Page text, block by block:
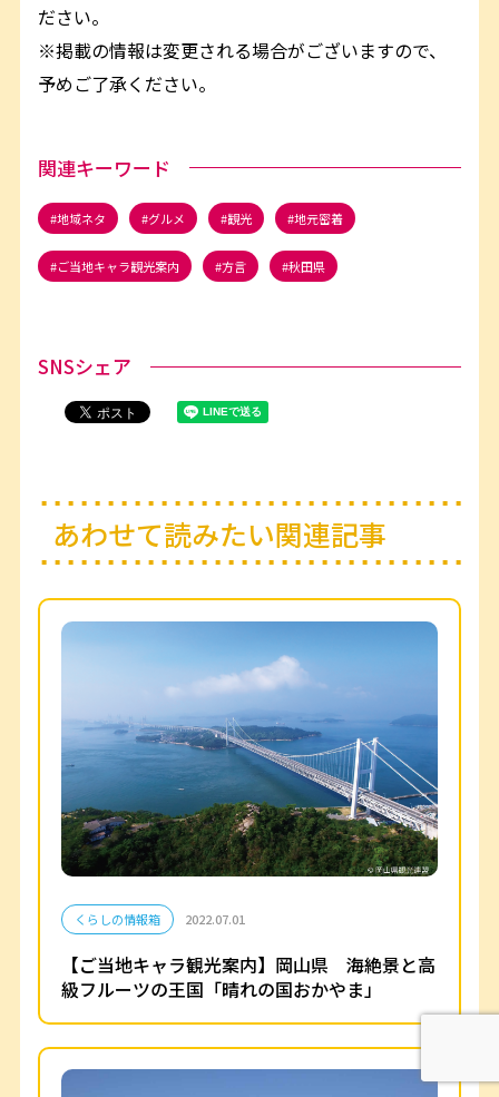
ださい。
※掲載の情報は変更される場合がございますので、
予めご了承ください。
関連キーワード
地域ネタ グルメ 観光 地元密着
ご当地キャラ観光案内 方言 秋田県
SNSシェア
あわせて読みたい関連記事
くらしの情報箱 2022.07.01
【ご当地キャラ観光案内】岡山県 海絶景と高
級フルーツの王国「晴れの国おかやま」